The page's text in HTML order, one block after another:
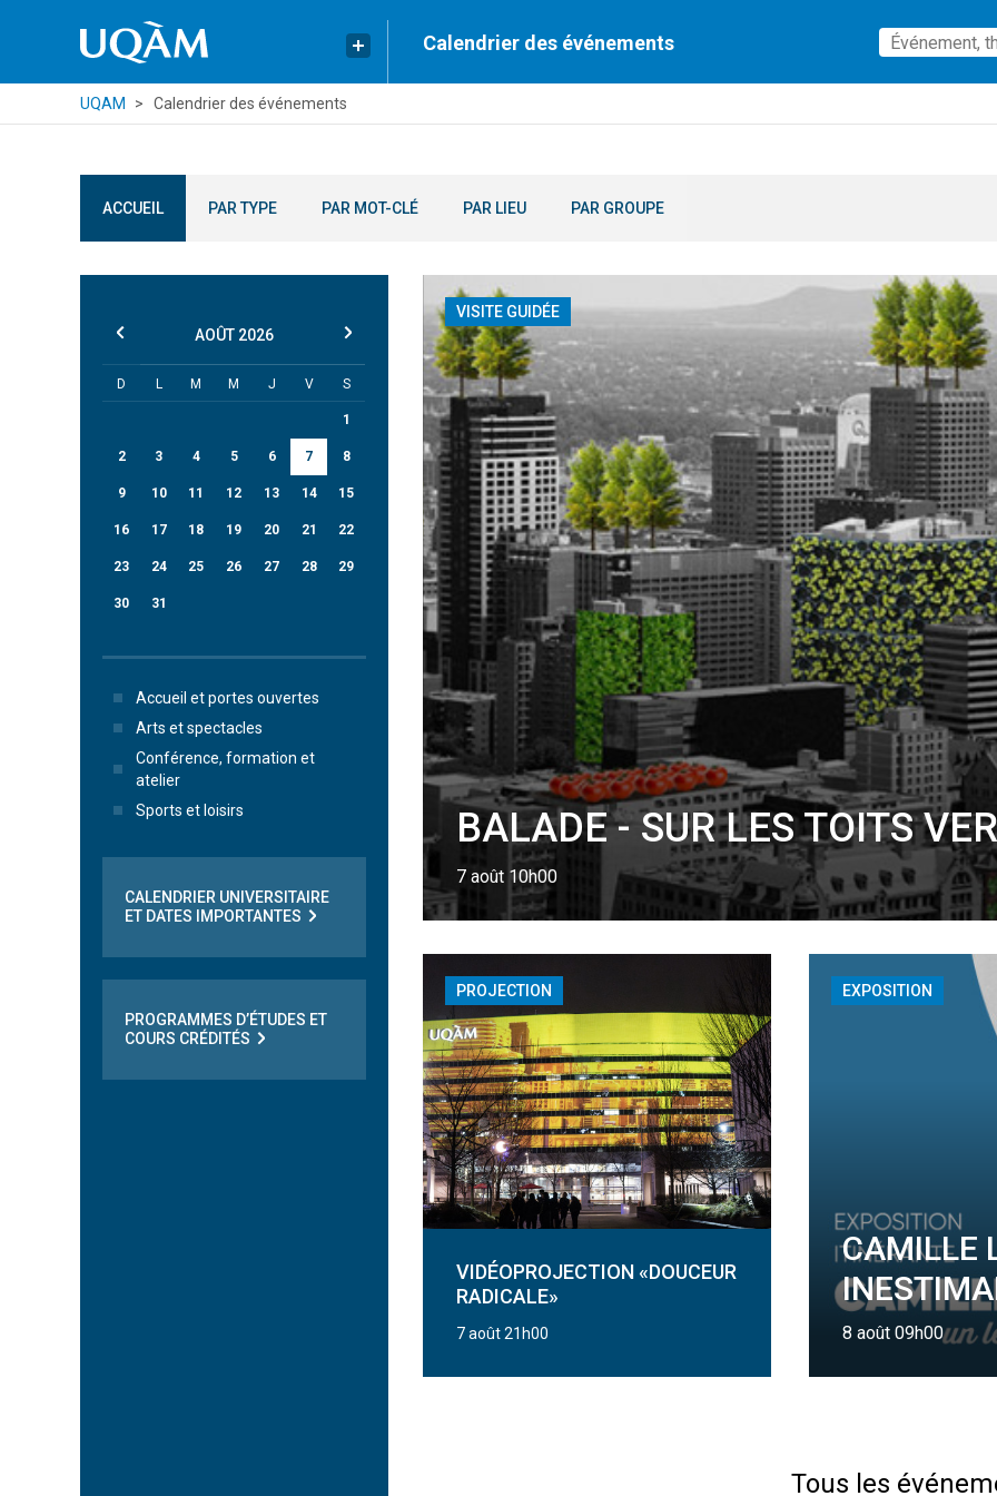
Calendrier des événements
UQAM Calendrier des événements
ACCUEIL PAR TYPE PAR MOT-CLÉ PAR LIEU PAR GROUPE
VISITE GUIDÉE
BALADE - SUR LES TOITS
7 août 10h00
PROJECTION
VIDÉOPROJECTION «DOUCEUR
RADICALE»
7 août 21h00
EXPOSITION
CAMILLE
8 août 09h00
Tous les
AOÛT 2026
D L M M J V S
1
2 3 4 5 6 7 8
9 10 11 12 13 14 15
16 17 18 19 20 21 22
23 24 25 26 27 28 29
30 31
Accueil et portes ouvertes
Arts et spectacles
Conférence, formation et
atelier
Sports et loisirs
CALENDRIER UNIVERSITAIRE
ET DATES IMPORTANTES
PROGRAMMES D’ÉTUDES ET
COURS CRÉDITÉS